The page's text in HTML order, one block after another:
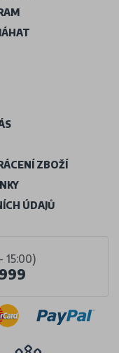
15:00)
ZBOŽÍ
ÚDAJŮ